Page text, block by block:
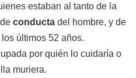
estaban al tanto de la
conducta del hombre, y de
últimos 52 años.
por quién lo cuidaría o
muriera.